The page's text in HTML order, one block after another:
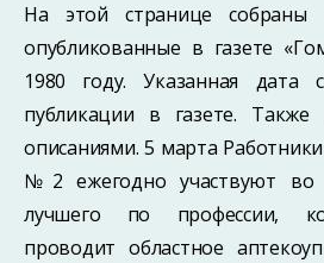
На этой странице собраны
опубликованные в газете
1980 году. Указанная дата
публикации в газете.
описаниями. 5 марта
№2 ежегодно участвуют во
лучшего по профессии,
проводит областное